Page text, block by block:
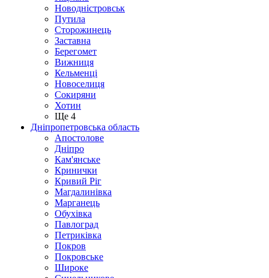
Новодністровськ
Путила
Сторожинець
Заставна
Берегомет
Вижниця
Кельменці
Новоселиця
Сокиряни
Хотин
Ще 4
Дніпропетровська область
Апостолове
Дніпро
Кам'янське
Кринички
Кривий Ріг
Магдалинівка
Марганець
Обухівка
Павлоград
Петриківка
Покров
Покровське
Широке